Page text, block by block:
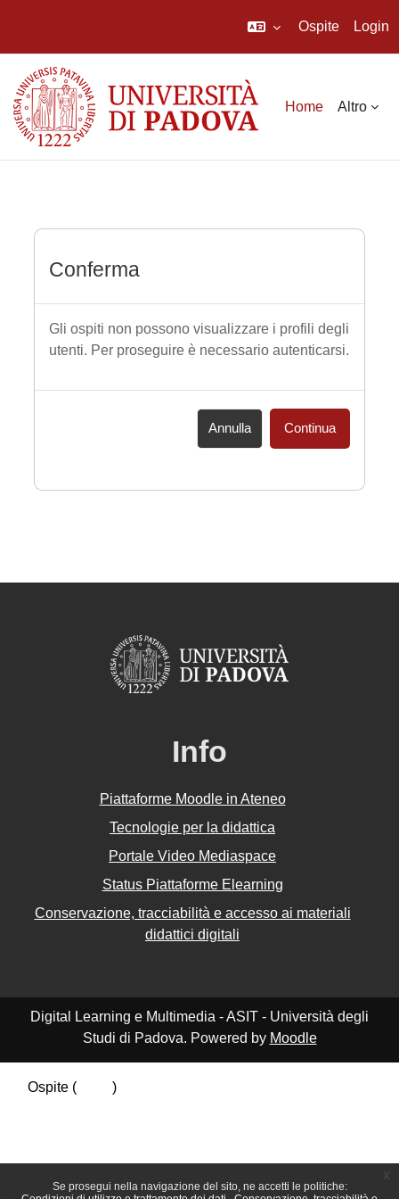
Se prosegui nella navigazione del sito, ne accetti le politiche:
Ospite Login
Home Altro
Conferma
Gli ospiti non possono visualizzare i profili degli
utenti. Per proseguire è necessario autenticarsi.
Annulla Continua
Info
Piattaforme Moodle in Ateneo
Tecnologie per la didattica
Portale Video Mediaspace
Status Piattaforme Elearning
Conservazione, tracciabilità e accesso ai materiali
didattici digitali
Digital Learning e Multimedia - ASIT - Università degli
Studi di Padova. Powered by Moodle
Ospite (
)